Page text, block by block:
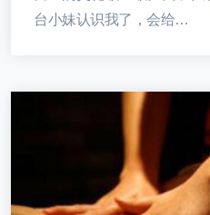
台小妹认识我了，会给…